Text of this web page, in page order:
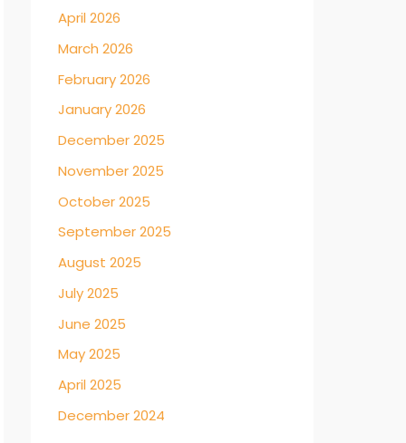
April 2026
March 2026
February 2026
January 2026
December 2025
November 2025
October 2025
September 2025
August 2025
July 2025
June 2025
May 2025
April 2025
December 2024